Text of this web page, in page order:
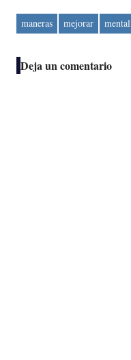
maneras mejorar mental
Deja un comentario